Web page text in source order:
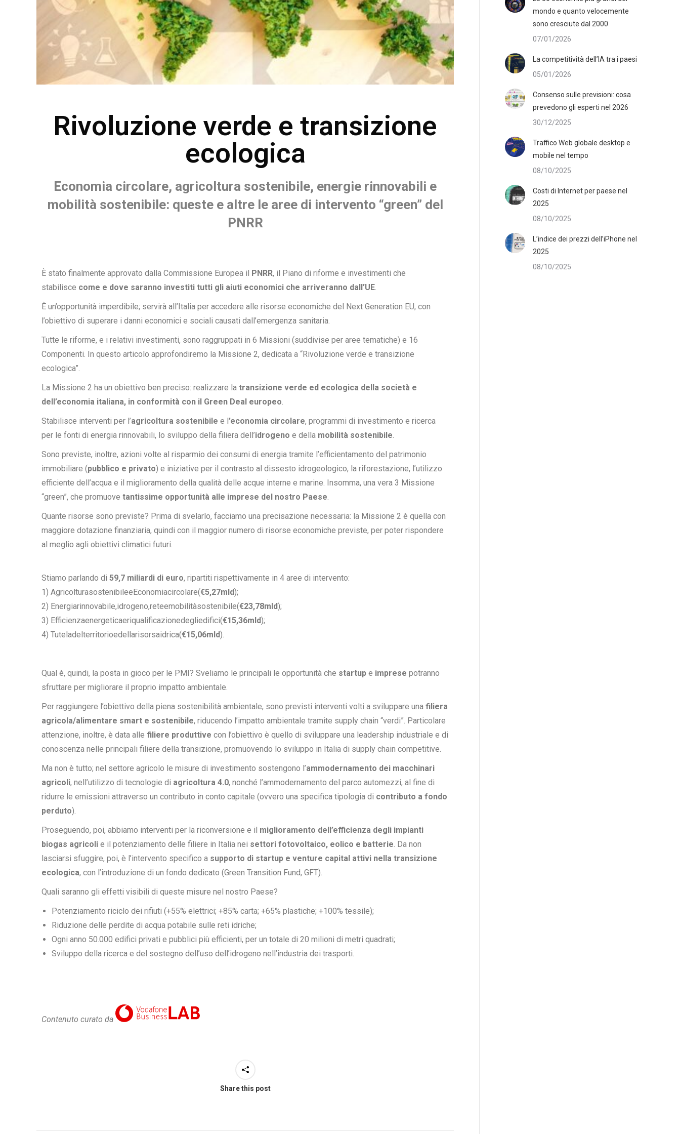
Rivoluzione verde e transizione
ecologica
Economia circolare, agricoltura sostenibile, energie rinnovabili e
mobilità sostenibile: queste e altre le aree di intervento “green” del
PNRR
È stato finalmente approvato dalla Commissione Europea il PNRR, il Piano di riforme e investimenti che
stabilisce come e dove saranno investiti tutti gli aiuti economici che arriveranno dall’UE
È un’opportunità imperdibile; servirà all’Italia per accedere alle risorse economiche del Next Generation EU, con
l’obiettivo di superare i danni economici e sociali causati dall’emergenza sanitaria.
Tutte le riforme, e i relativi investimenti, sono raggruppati in 6 Missioni (suddivise per aree tematiche) e 16
Componenti. In questo articolo approfondiremo la Missione 2, dedicata a “Rivoluzione verde e transizione
ecologica”.
La Missione 2 ha un obiettivo ben preciso: realizzare la transizione verde ed ecologica della società e
dell’economia italiana, in conformità con il Green Deal europeo
Stabilisce interventi per l’agricoltura sostenibile e l’economia circolare, programmi di investimento e ricerca
per le fonti di energia rinnovabili, lo sviluppo della filiera dell’idrogeno e della mobilità sostenibile
Sono previste, inoltre, azioni volte al risparmio dei consumi di energia tramite l’efficientamento del patrimonio
immobiliare (pubblico e privato) e iniziative per il contrasto al dissesto idrogeologico, la riforestazione, l’utilizzo
efficiente dell’acqua e il miglioramento della qualità delle acque interne e marine. Insomma, una vera 3 Missione
“green”, che promuove tantissime opportunità alle imprese del nostro Paese
Quante risorse sono previste? Prima di svelarlo, facciamo una precisazione necessaria: la Missione 2 è quella con
maggiore dotazione finanziaria, quindi con il maggior numero di risorse economiche previste, per poter rispondere
al meglio agli obiettivi climatici futuri.
Stiamo parlando di 59,7 miliardi di euro, ripartiti rispettivamente in 4 aree di intervento:
1) AgricolturasostenibileeEconomiacircolare(€5,27mld);
2) Energiarinnovabile,idrogeno,reteemobilitàsostenibile(€23,78mld);
3) Efficienzaenergeticaeriqualificazionedegliedifici(€15,36mld);
4) Tuteladelterritorioedellarisorsaidrica(€15,06mld).
Qual è, quindi, la posta in gioco per le PMI? Sveliamo le principali le opportunità che startup e imprese potranno
sfruttare per migliorare il proprio impatto ambientale.
Per raggiungere l’obiettivo della piena sostenibilità ambientale, sono previsti interventi volti a sviluppare una filiera
agricola/alimentare smart e sostenibile, riducendo l’impatto ambientale tramite supply chain “verdi”. Particolare
attenzione, inoltre, è data alle filiere produttive con l’obiettivo è quello di sviluppare una leadership industriale e di
conoscenza nelle principali filiere della transizione, promuovendo lo sviluppo in Italia di supply chain competitive.
Ma non è tutto; nel settore agricolo le misure di investimento sostengono l’ammodernamento dei macchinari
agricoli, nell’utilizzo di tecnologie di agricoltura 4.0, nonché l’ammodernamento del parco automezzi, al fine di
ridurre le emissioni attraverso un contributo in conto capitale (ovvero una specifica tipologia di contributo a fondo
perduto).
Proseguendo, poi, abbiamo interventi per la riconversione e il miglioramento dell’efficienza degli impianti
biogas agricoli e il potenziamento delle filiere in Italia nei settori fotovoltaico, eolico e batterie . Da non
lasciarsi sfuggire, poi, è l’intervento specifico a supporto di startup e venture capital attivi nella transizione
ecologica, con l’introduzione di un fondo dedicato (Green Transition Fund, GFT).
Quali saranno gli effetti visibili di queste misure nel nostro Paese?
Potenziamento riciclo dei rifiuti (+55% elettrici; +85% carta; +65% plastiche; +100% tessile);
Riduzione delle perdite di acqua potabile sulle reti idriche;
Ogni anno 50.000 edifici privati e pubblici più efficienti, per un totale di 20 milioni di metri quadrati;
Sviluppo della ricerca e del sostegno dell’uso dell’idrogeno nell’industria dei trasporti.
Contenuto curato da
Share this post
mondo e quanto velocemente
sono cresciute dal 2000
07/01/2026
La competitività dell’IA tra i paesi
05/01/2026
Consenso sulle previsioni: cosa
prevedono gli esperti nel 2026
30/12/2025
Traffico Web globale desktop e
mobile nel tempo
08/10/2025
Costi di Internet per paese nel
2025
08/10/2025
L’indice dei prezzi dell’iPhone nel
2025
08/10/2025